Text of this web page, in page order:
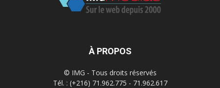
À PROPOS
© IMG - Tous droits réservés
Tél. : (+216) 71.962.775 - 71.962.617